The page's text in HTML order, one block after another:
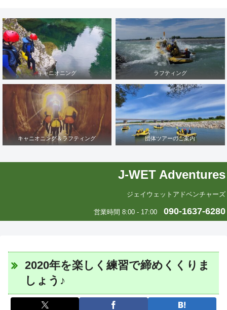
キャニオニング ラフティング
キャニオニング＆ラフティング 団体ツアーのご案内
J-WET Adventures
ジェイウェットアドベンチャーズ
営業時間 8:00 - 17:00 090-1637-6280
2020年を楽しく練習で締めくくりま
しょう♪